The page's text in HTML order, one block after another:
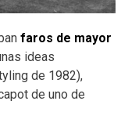
faros de mayor
ideas
de 1982),
de uno de